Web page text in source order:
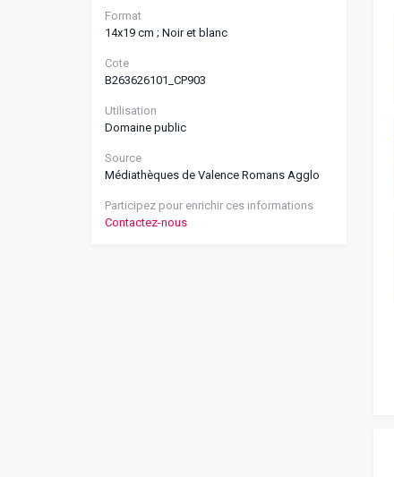
Format
14x19 cm ; Noir et blanc
Cote
B263626101_CP903
Utilisation
Domaine public
Source
Médiathèques de Valence Romans Agglo
Participez pour enrichir ces informations
Contactez-nous